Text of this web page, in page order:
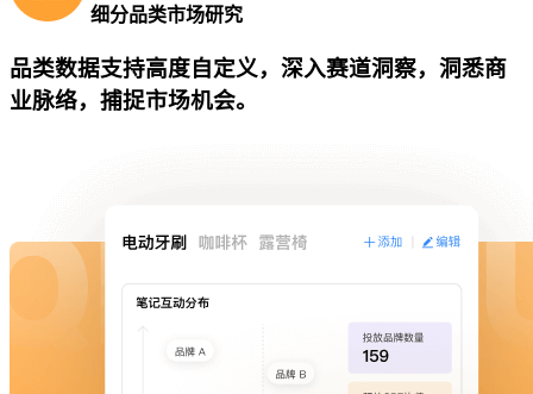
细分品类市场研究
品类数据支持高度自定义，深入赛道洞察，洞悉商
业脉络，捕捉市场机会。